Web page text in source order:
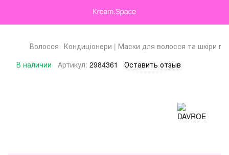
Волосся Кондиціонери | Маски для волосся та шкіри
В наличии
Артикул: 2984361 Оставить отзыв